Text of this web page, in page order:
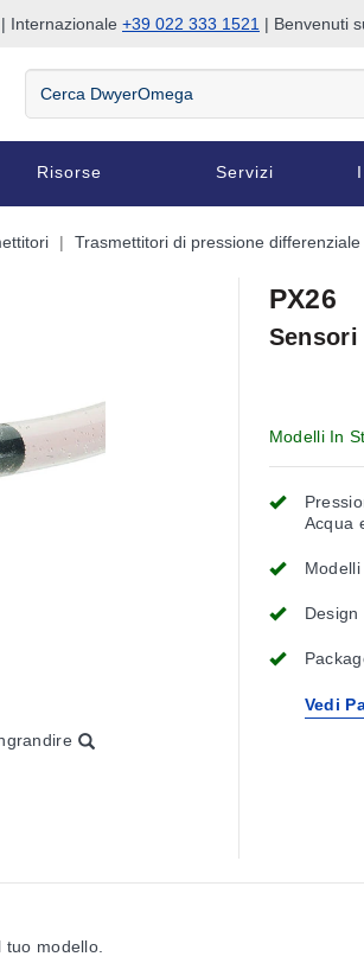
| Internazionale +39 022 333 1521 | Benvenuti
Cerca
DwyerOmega
Risorse Servizi
Trasmettitori di pressione differenziale
PX26
Modelli In
Acqua
Vedi
modello.